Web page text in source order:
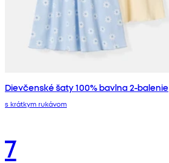
Dievčenské šaty 100% bavlna 2-balenie
s krátkym rukávom
7